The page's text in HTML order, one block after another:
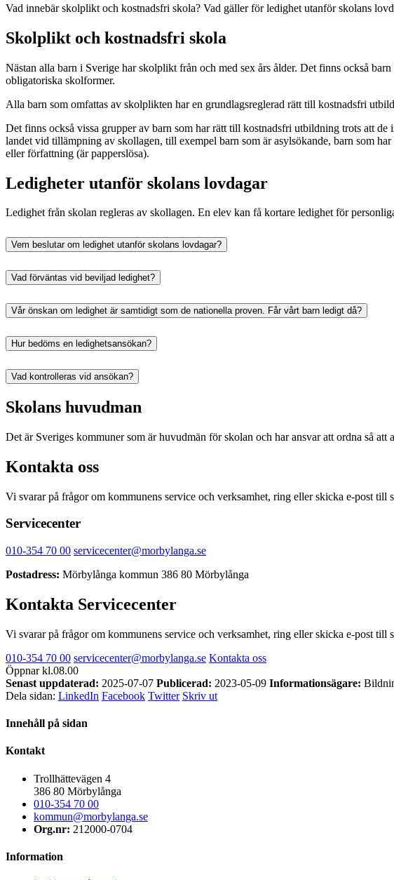
Vad innebär skolplikt och kostnadsfri skola? Vad gäller för ledighet utanför skolans
Skolplikt och kostnadsfri skola
Nästan alla barn i Sverige har skolplikt från och med sex års ålder. Det finns också
obligatoriska skolformer.
Alla barn som omfattas av skolplikten har en grundlagsreglerad rätt till kostnadsfri
Det finns också vissa grupper av barn som har rätt till kostnadsfri utbildning trots att
landet vid tillämpning av skollagen, till exempel barn som är asylsökande, barn som
eller författning (är papperslösa).
Ledigheter utanför skolans lovdagar
Ledighet från skolan regleras av skollagen. En elev kan få kortare ledighet för
Vem beslutar om ledighet utanför skolans lovdagar?
Vad förväntas vid beviljad ledighet?
Vår önskan om ledighet är samtidigt som de nationella proven. Får vårt barn ledigt då?
Hur bedöms en ledighetsansökan?
Vad kontrolleras vid ansökan?
Skolans huvudman
Det är Sveriges kommuner som är huvudmän för skolan och har ansvar att ordna så
Kontakta oss
Vi svarar på frågor om kommunens service och verksamhet, ring eller skicka e-post till
Servicecenter
010-354 70 00 servicecenter@morbylanga.se
Postadress: Mörbylånga kommun 386 80 Mörbylånga
Kontakta Servicecenter
Vi svarar på frågor om kommunens service och verksamhet, ring eller skicka e-post till
010-354 70 00 servicecenter@morbylanga.se Kontakta oss
Öppnar kl.08.00
Senast uppdaterad: 2025-07-07 Publicerad: 2023-05-09 Informationsägare:
Dela sidan: LinkedIn Facebook Twitter Skriv ut
Innehåll på sidan
Kontakt
Trollhättevägen 4
386 80 Mörbylånga
010-354 70 00
kommun@morbylanga.se
Org.nr: 212000-0704
Information